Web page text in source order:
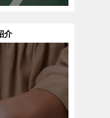
介